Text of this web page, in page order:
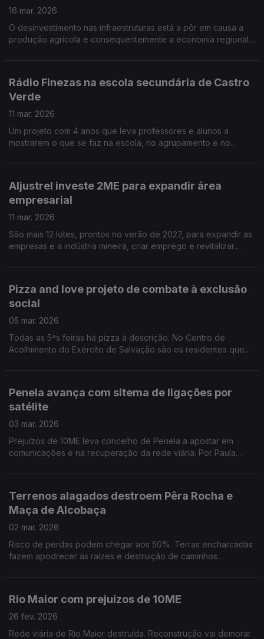
16 mar. 2026
O desinvestimento nas infraestruturas está a pôr em causa a
produção agrícola e consequentemente a economia regional
Rádio Finezas na escola secundária de Castro
Verde
11 mar. 2026
Um projeto com 4 anos que leva professores e alunos a
mostrarem o que se faz na escola, no agrupamento e no
Aljustrel investe 2ME para expandir área
empresarial
11 mar. 2026
São mais 12 lotes, prontos no verão de 2027, para expandir as
empresas e a indústria mineira, criar emprego e revitalizar
Pizza and love projeto de combate à exclusão
social
05 mar. 2026
Todas as 5ªs feiras há pizza à descrição. No Centro de
Acolhimento do Exército de Salvação são os residentes que
Penela avança com sitema de ligações por
satélite
03 mar. 2026
Prejuízos de 10ME leva concelho de Penela a apostar em
comunicações e na recuperação da rede viária. Por Paula
Terrenos alagados destroem Pêra Rocha e
Maça de Alcobaça
02 mar. 2026
Risco de perdas podem chegar aos 50%. Terras encharcadas
fazem apodrecer as raízes e destruição de caminhos
Rio Maior com prejuízos de 10ME
26 fev. 2026
Rede viária de Rio Maior destruída. Reconstrução vai demorar